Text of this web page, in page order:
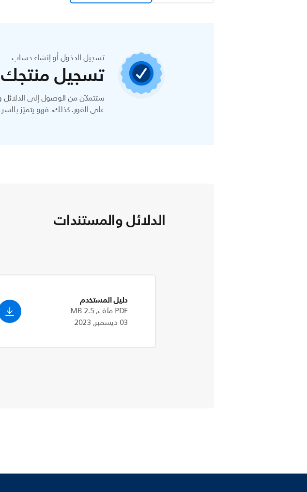
تسجيل الدخول أو إنشاء حساب
تسجيل منتجك
ستتمكّن من الوصول إلى
على الفور. كذلك، فهو يتميّز
الدلائل والمستندات
دليل المستخدم
PDF ملف, 2.5 MB
03 ديسمبر, 2023